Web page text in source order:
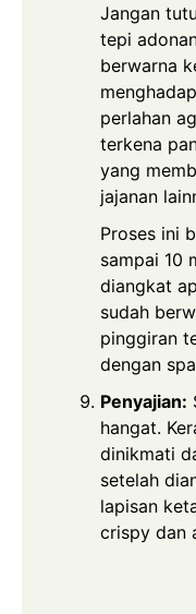
Jangan
tepi
berwarna
perlahan
terkena
yang
jajanan
Proses ini
sampai 10
diangkat
sudah
pinggiran
dengan
Penyajian:
hangat.
dinikmati
setelah
lapisan
crispy dan